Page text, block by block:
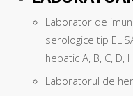
Laborator de
serologice tip
hepatic A, B, C, D,
Laboratorul de